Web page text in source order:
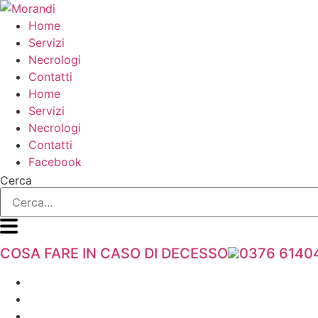
Vai
contenuto
Home
Servizi
Necrologi
Contatti
Home
Servizi
Necrologi
Contatti
Facebook
Cerca
COSA FARE IN CASO DI DECESSO 0376